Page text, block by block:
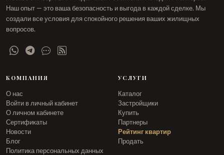
Наш опыт — это ваша безопасность и выгода в каждой сделке. Мы
создали все условия для спокойного решения ваших жилищных
вопросов.
КОМПАНИЯ
О нас
Войти в личный кабинет
О личном кабинете
Сертификаты
Новости
Блог
Политика персональных данных
УСЛУГИ
Каталог
Застройщики
Купить
Партнеры
Рейтинг квартир
Продать